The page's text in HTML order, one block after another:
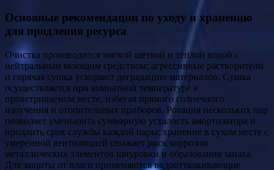
Основные рекомендации по уходу и хранению
для продления ресурса
Очистка производится мягкой щёткой и тёплой водой с
нейтральным моющим средством; агрессивные растворители
и горячая сушка ускоряют деградацию материалов. Сушка
осуществляется при комнатной температуре в
проветриваемом месте, избегая прямого солнечного
излучения и отопительных приборов. Ротация нескольких пар
позволяет уменьшить суммарную усталость амортизатора и
продлить срок службы каждой пары; хранение в сухом месте с
умеренной вентиляцией снижает риск коррозии
металлических элементов шнуровки и образования запаха.
Для защиты от влаги применяются водоотталкивающие